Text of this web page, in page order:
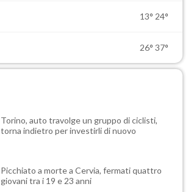
13° 24°
26° 37°
Torino, auto travolge un gruppo di ciclisti,
torna indietro per investirli di nuovo
Picchiato a morte a Cervia, fermati quattro
giovani tra i 19 e 23 anni